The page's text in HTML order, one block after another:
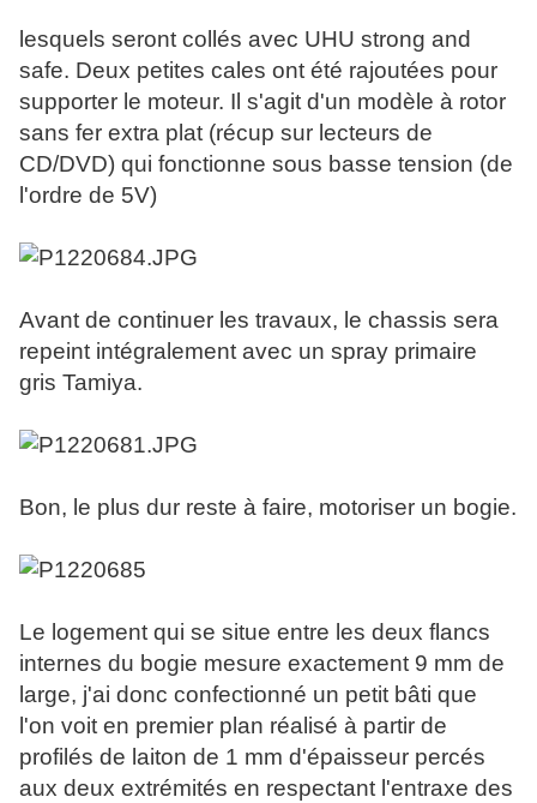
lesquels seront collés avec UHU strong and
safe. Deux petites cales ont été rajoutées pour
supporter le moteur. Il s'agit d'un modèle à rotor
sans fer extra plat (récup sur lecteurs de
CD/DVD) qui fonctionne sous basse tension (de
l'ordre de 5V)
Avant de continuer les travaux, le chassis sera
repeint intégralement avec un spray primaire
gris Tamiya.
Bon, le plus dur reste à faire, motoriser un bogie.
Le logement qui se situe entre les deux flancs
internes du bogie mesure exactement 9 mm de
large, j'ai donc confectionné un petit bâti que
l'on voit en premier plan réalisé à partir de
profilés de laiton de 1 mm d'épaisseur percés
aux deux extrémités en respectant l'entraxe des